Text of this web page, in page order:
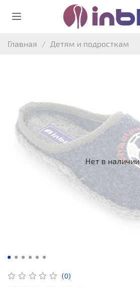
Главная Детям и подросткам
Нет в наличии
(0)